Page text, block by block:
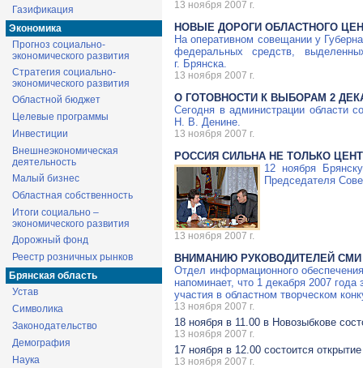
Газификация
Экономика
Прогноз социально-
экономического развития
Стратегия социально-
экономического развития
Областной бюджет
Целевые программы
Инвестиции
Внешнеэкономическая
деятельность
Малый бизнес
Областная собственность
Итоги социально –
экономического развития
Дорожный фонд
Реестр розничных рынков
Брянская область
Устав
Символика
Законодательство
Демография
Наука
13 ноября 2007 г.
НОВЫЕ ДОРОГИ ОБЛАСТНОГО
На оперативном совещании у
федеральных средств,
г. Брянска.
13 ноября 2007 г.
О ГОТОВНОСТИ К ВЫБОРАМ 2
Сегодня в администрации области
Н. В. Денине.
13 ноября 2007 г.
РОССИЯ СИЛЬНА НЕ ТОЛЬКО
12 ноября
Председателя
13 ноября 2007 г.
ВНИМАНИЮ РУКОВОДИТЕЛЕЙ
Отдел информационного
напоминает, что 1 декабря 2007
участия в областном творческом
13 ноября 2007 г.
18 ноября в 11.00 в Новозыбкове
13 ноября 2007 г.
17 ноября в 12.00 состоится
13 ноября 2007 г.